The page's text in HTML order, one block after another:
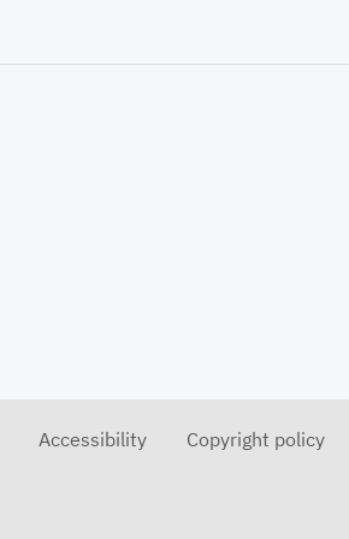
Accessibility Copyright policy